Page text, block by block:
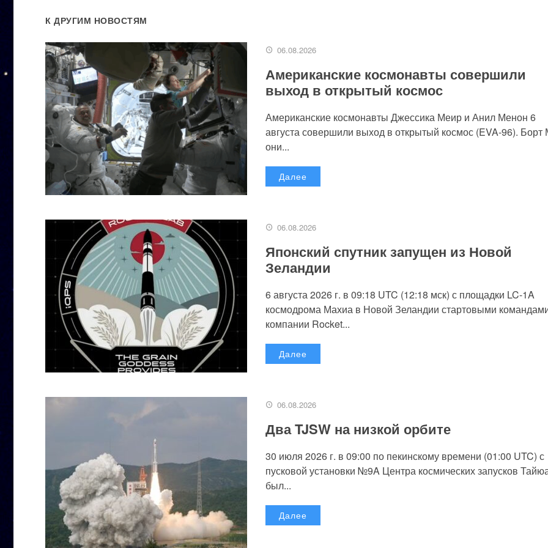
К ДРУГИМ НОВОСТЯМ
06.08.2026
Американские космонавты совершили
выход в открытый космос
Американские космонавты Джессика Меир и Анил Менон 6
августа совершили выход в открытый космос (EVA-96).
они...
Далее
06.08.2026
Японский спутник запущен из Новой
Зеландии
6 августа 2026 г. в 09:18 UTC (12:18 мск) с площадки LC-1A
космодрома Махиа в Новой Зеландии стартовыми
компании Rocket...
Далее
06.08.2026
Два TJSW на низкой орбите
30 июля 2026 г. в 09:00 по пекинскому времени (01:00 UTC) с
пусковой установки №9A Центра космических запусков
был...
Далее